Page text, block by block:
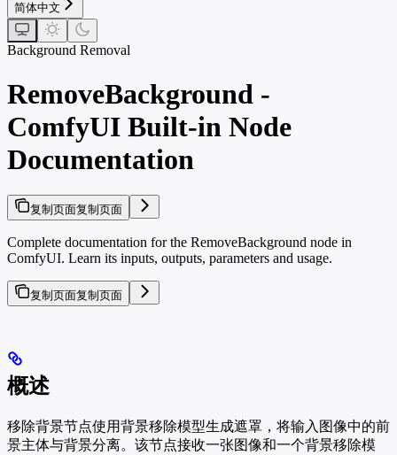
简体中文
Background Removal
RemoveBackground -
ComfyUI Built-in Node
Documentation
复制页面复制页面
Complete documentation for the RemoveBackground node in
ComfyUI. Learn its inputs, outputs, parameters and usage.
复制页面复制页面
概述
移除背景节点使用背景移除模型生成遮罩，将输入图像中的前
景主体与背景分离。该节点接收一张图像和一个背景移除模